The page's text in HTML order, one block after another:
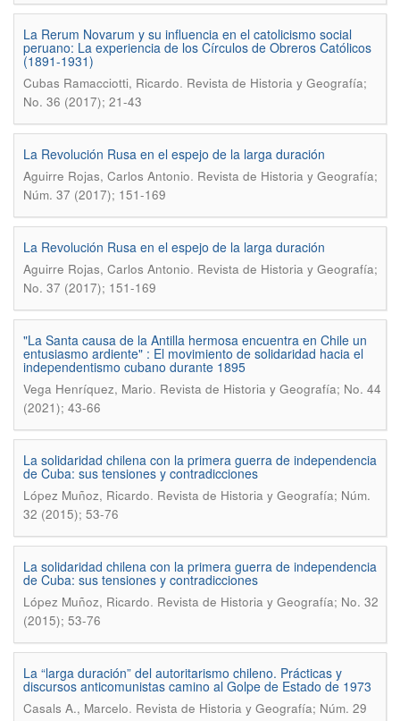
La Rerum Novarum y su influencia en el catolicismo social
peruano: La experiencia de los Cí­rculos de Obreros Católicos
(1891-1931)
Cubas Ramacciotti, Ricardo. Revista de Historia y Geografí­a;
No. 36 (2017); 21-43
La Revolución Rusa en el espejo de la larga duración
Aguirre Rojas, Carlos Antonio. Revista de Historia y Geografía;
Núm. 37 (2017); 151-169
La Revolución Rusa en el espejo de la larga duración
Aguirre Rojas, Carlos Antonio. Revista de Historia y Geografí­a;
No. 37 (2017); 151-169
"La Santa causa de la Antilla hermosa encuentra en Chile un
entusiasmo ardiente" : El movimiento de solidaridad hacia el
independentismo cubano durante 1895
Vega Henrí­quez, Mario. Revista de Historia y Geografí­a; No. 44
(2021); 43-66
La solidaridad chilena con la primera guerra de independencia
de Cuba: sus tensiones y contradicciones
López Muñoz, Ricardo. Revista de Historia y Geografía; Núm.
32 (2015); 53-76
La solidaridad chilena con la primera guerra de independencia
de Cuba: sus tensiones y contradicciones
López Muñoz, Ricardo. Revista de Historia y Geografí­a; No. 32
(2015); 53-76
La “larga duración” del autoritarismo chileno. Prácticas y
discursos anticomunistas camino al Golpe de Estado de 1973
Casals A., Marcelo. Revista de Historia y Geografía; Núm. 29